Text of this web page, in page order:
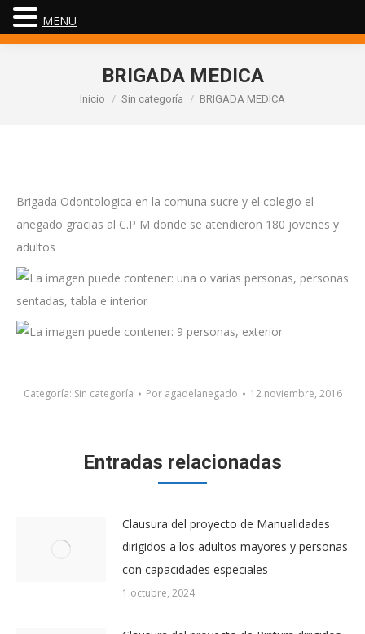
BRIGADA MEDICA
Estás aquí:
Inicio Sin categoría BRIGADA MEDICA
Brigada Odontologica en la comuna sucre y el colegio el
anegado gracias al C.P M donde se atendieron 180 jovenes y
adultos
Categoría: Sin categoría Por agadelanegado 12 noviembre, 2016
Entradas relacionadas
Clausura del proyecto de Manualidades
dirigidos a los adultos mayores y personas
con capacidades especiales
1 octubre, 2024
MENU